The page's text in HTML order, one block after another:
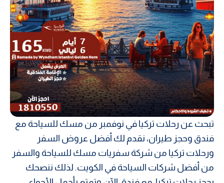
تبحث عن رحلات تركيا في نوفمبر من مسك للسياحة مع
فندق وحجز طيران، نقدم لك أفضل عروض السفر
ورحلات تركيا من شركة سفريات مسك للسياحة والسفر
من أفضل شركات السياحة في الكويت. لذلك ننصحك